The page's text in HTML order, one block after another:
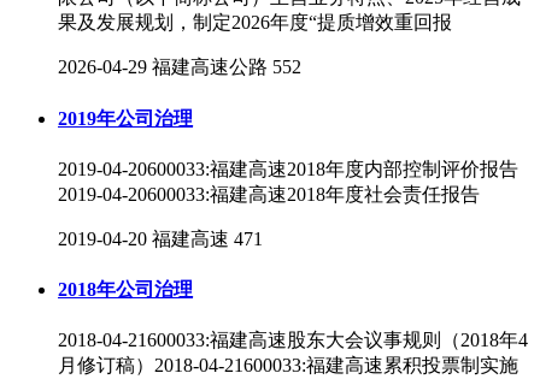
果及发展规划，制定2026年度“提质增效重回报
2026-04-29 福建高速公路 552
2019年公司治理
2019-04-20600033:福建高速2018年度内部控制评价报告
2019-04-20600033:福建高速2018年度社会责任报告
2019-04-20 福建高速 471
2018年公司治理
2018-04-21600033:福建高速股东大会议事规则（2018年4
月修订稿）2018-04-21600033:福建高速累积投票制实施